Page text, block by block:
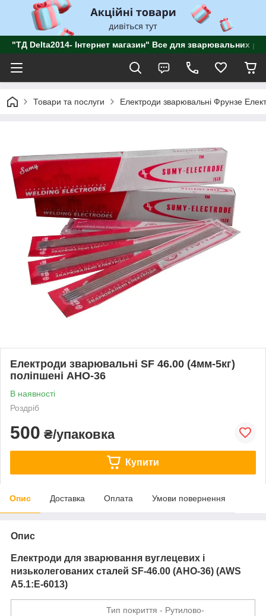
"ТД Delta2014- Інтернет магазин" Все для зварювальних
Товари та послуги Електроди зварювальні Фрунзе
Електроди зварювальні SF 46.00 (4мм-5кг)
поліпшені АНО-36
В наявності
Роздріб
500 ₴/упаковка
Купити
Опис Доставка Оплата Умови повернення
Опис
Електроди для зварювання вуглецевих і
низьколегованих сталей SF-46.00 (АНО-36) (AWS
A5.1:E-6013)
Тип покриття - Рутилово-